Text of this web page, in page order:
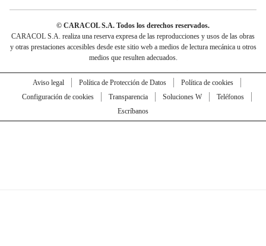
© CARACOL S.A. Todos los derechos reservados.
CARACOL S.A. realiza una reserva expresa de las reproducciones y usos de las obras
y otras prestaciones accesibles desde este sitio web a medios de lectura mecánica u otros
medios que resulten adecuados.
Aviso legal Política de Protección de Datos
Política de cookies
Configuración de cookies
Transparencia Soluciones W
Teléfonos
Escríbanos